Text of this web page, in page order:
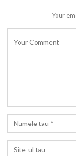
Your